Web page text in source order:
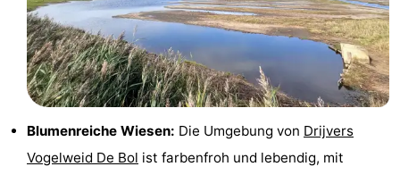
Texel
Kustpark
Texel
Sluftervallei
Villapark
Blumenreiche Wiesen: Die Umgebung von Drijvers
Vogelweid De Bol ist farbenfroh und lebendig, mit